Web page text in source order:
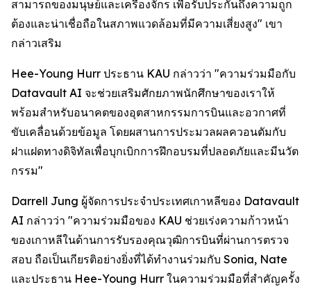
สามารถของมนุษย์และเครื่องจักร เพื่อรับประกันถึงความถูก
ต้องและน่าเชื่อถือในสภาพแวดล้อมที่มีความเสี่ยงสูง" เขา
กล่าวเสริม
Hee-Young Hurr ประธาน KAU กล่าวว่า "ความร่วมมือกับ
Datavault AI จะช่วยเสริมศักยภาพนักศึกษาของเราให้
พร้อมสำหรับอนาคตของอุตสาหกรรมการบินและอวกาศที่
ขับเคลื่อนด้วยข้อมูล โดยผสานการประมวลผลควอนตัมกับ
ฝาแฝดทางดิจิทัลเพื่อบุกเบิกการฝึกอบรมที่ปลอดภัยและมีนวัต
กรรม"
Darrell Jung ผู้จัดการประจำประเทศเกาหลีของ Datavault
AI กล่าวว่า "ความร่วมมือของ KAU ช่วยเร่งความก้าวหน้า
ของเกาหลีในด้านการรับรองคุณวุฒิการบินที่ผ่านการตรวจ
สอบ ถือเป็นเกียรติอย่างยิ่งที่ได้ทำงานร่วมกับ Sonia, Nate
และประธาน Hee-Young Hurr ในความร่วมมือที่สำคัญครั้ง